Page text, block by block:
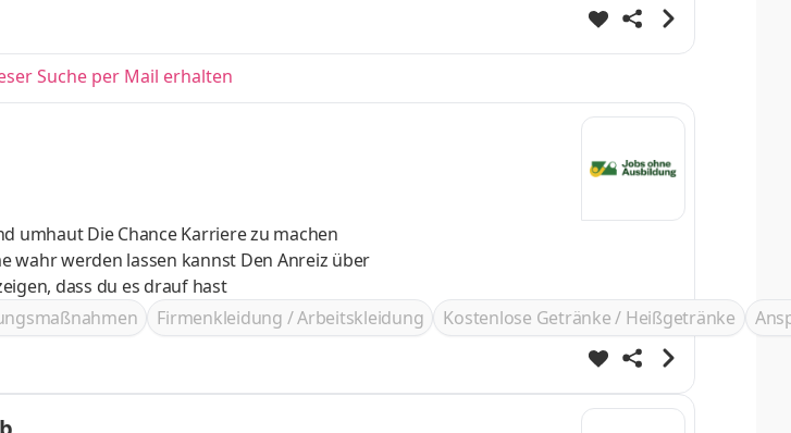
Suche per Mail erhalten
zu machen
dass du es drauf hast
Firmenkleidung / Arbeitskleidung Kostenlose Getränke / Heißgetränke